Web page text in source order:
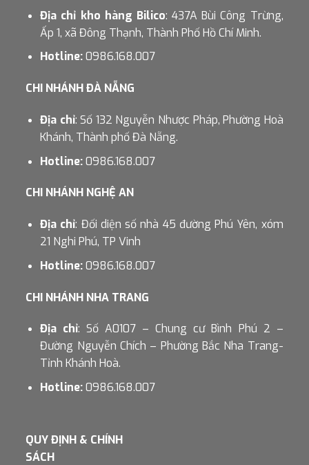
Địa chỉ kho hàng Bilico: 437A Bùi Công Trừng,
Ấp 1, xã Đông Thạnh, Thành Phố Hồ Chí Minh.
Hotline:0986.168.007
CHI NHÁNH ĐÀ NẴNG
Địa chỉ: Số 132 Nguyễn Nhược Pháp, Phường Hoà
Khánh, Thành phố Đà Nẵng.
Hotline:0986.168.007
CHI NHÁNH NGHỆ AN
Địa chỉ: Đối diện số nhà 45 đường Phú Yên, xóm
21 Nghi Phú, TP Vinh
Hotline:0986.168.007
CHI NHÁNH NHA TRANG
Địa chỉ: Số A0107 – Chung cư Bình Phú 2 –
Đường Nguyễn Chích – Phường Bắc Nha Trang-
Tỉnh Khánh Hoà.
Hotline:0986.168.007
QUY ĐỊNH & CHÍNH
SÁCH